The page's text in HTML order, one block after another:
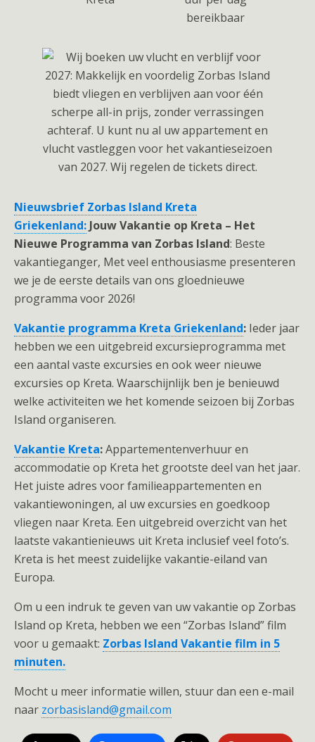
Nieuwsbrief Zorbas Island Kreta
Griekenland: Jouw Vakantie op Kreta – Het
Nieuwe Programma van Zorbas Island: Beste
vakantieganger, Met veel enthousiasme presenteren
we je de eerste details van ons gloednieuwe
programma voor 2026!
Vakantie programma Kreta Griekenland: Ieder jaar
hebben we een uitgebreid excursieprogramma met
een aantal vaste excursies en ook weer nieuwe
excursies op Kreta. Waarschijnlijk ben je benieuwd
welke activiteiten we het komende seizoen bij Zorbas
Island organiseren.
Vakantie Kreta:Appartementenverhuur en
accommodatie op Kreta het grootste deel van het jaar.
Het juiste adres voor familieappartementen en
vakantiewoningen, al uw excursies en goedkoop
vliegen naar Kreta. Een uitgebreid overzicht van het
laatste vakantienieuws uit Kreta inclusief veel foto’s.
Kreta is het meest zuidelijke vakantie-eiland van
Europa.
Om u een indruk te geven van uw vakantie op Zorbas
Island op Kreta, hebben we een “Zorbas Island” film
voor u gemaakt: Zorbas Island Vakantie film in 5
minuten.
Mocht u meer informatie willen, stuur dan een e-mail
naar zorbasisland@gmail.com